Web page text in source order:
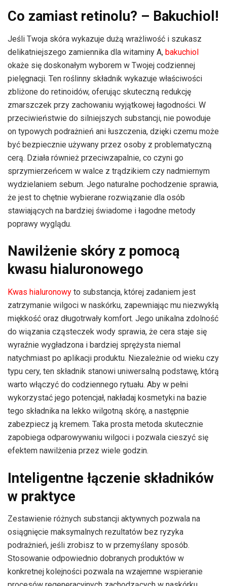
Co zamiast retinolu? – Bakuchiol!
Jeśli Twoja skóra wykazuje dużą wrażliwość i szukasz
delikatniejszego zamiennika dla witaminy A, bakuchiol
okaże się doskonałym wyborem w Twojej codziennej
pielęgnacji. Ten roślinny składnik wykazuje właściwości
zbliżone do retinoidów, oferując skuteczną redukcję
zmarszczek przy zachowaniu wyjątkowej łagodności. W
przeciwieństwie do silniejszych substancji, nie powoduje
on typowych podrażnień ani łuszczenia, dzięki czemu może
być bezpiecznie używany przez osoby z problematyczną
cerą. Działa również przeciwzapalnie, co czyni go
sprzymierzeńcem w walce z trądzikiem czy nadmiernym
wydzielaniem sebum. Jego naturalne pochodzenie sprawia,
że jest to chętnie wybierane rozwiązanie dla osób
stawiających na bardziej świadome i łagodne metody
poprawy wyglądu.
Nawilżenie skóry z pomocą
kwasu hialuronowego
Kwas hialuronowy to substancja, której zadaniem jest
zatrzymanie wilgoci w naskórku, zapewniając mu niezwykłą
miękkość oraz długotrwały komfort. Jego unikalna zdolność
do wiązania cząsteczek wody sprawia, że cera staje się
wyraźnie wygładzona i bardziej sprężysta niemal
natychmiast po aplikacji produktu. Niezależnie od wieku czy
typu cery, ten składnik stanowi uniwersalną podstawę, którą
warto włączyć do codziennego rytuału. Aby w pełni
wykorzystać jego potencjał, nakładaj kosmetyki na bazie
tego składnika na lekko wilgotną skórę, a następnie
zabezpiecz ją kremem. Taka prosta metoda skutecznie
zapobiega odparowywaniu wilgoci i pozwala cieszyć się
efektem nawilżenia przez wiele godzin.
Inteligentne łączenie składników
w praktyce
Zestawienie różnych substancji aktywnych pozwala na
osiągnięcie maksymalnych rezultatów bez ryzyka
podrażnień, jeśli zrobisz to w przemyślany sposób.
Stosowanie odpowiednio dobranych produktów w
konkretnej kolejności pozwala na wzajemne wspieranie